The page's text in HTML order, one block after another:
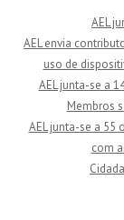
e
AEL
AEL envia
uso de
AEL junta-se a
Membros
AEL junta-se a 55
com